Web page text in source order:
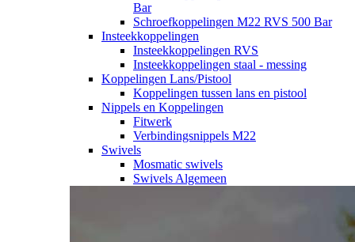
Bar
Schroefkoppelingen M22 RVS 500 Bar
Insteekkoppelingen
Insteekkoppelingen RVS
Insteekkoppelingen staal - messing
Koppelingen Lans/Pistool
Koppelingen tussen lans en pistool
Nippels en Koppelingen
Fitwerk
Verbindingsnippels M22
Swivels
Mosmatic swivels
Swivels Algemeen